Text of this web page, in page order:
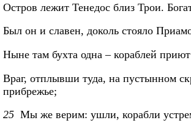
Остров лежит Тенедос близ Трои.
Был он и славен, доколь стояло
Ныне там бухта одна – кораблей
Враг, отплывши туда, на пустынном
прибрежье;
25 Мы же верим: ушли, корабли